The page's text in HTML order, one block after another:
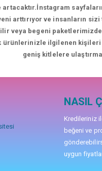
artacaktır.İnstagram
arttırıyor ve insanların
veya begeni
ilgilenen kişileri
geniş kitlelere
NASIL
Kredileriniz
beğeni ve
uygun